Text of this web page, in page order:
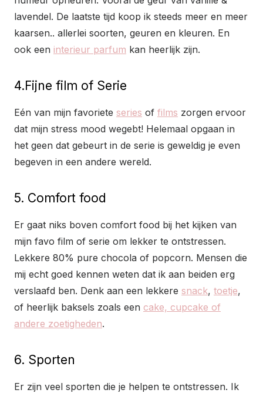
lavendel. De laatste tijd koop ik steeds meer en meer
kaarsen.. allerlei soorten, geuren en kleuren. En
ook een interieur parfum kan heerlijk zijn.
4.Fijne film of Serie
Eén van mijn favoriete series of films zorgen ervoor
dat mijn stress mood wegebt! Helemaal opgaan in
het geen dat gebeurt in de serie is geweldig je even
begeven in een andere wereld.
5. Comfort food
Er gaat niks boven comfort food bij het kijken van
mijn favo film of serie om lekker te ontstressen.
Lekkere 80% pure chocola of popcorn. Mensen die
mij echt goed kennen weten dat ik aan beiden erg
verslaafd ben. Denk aan een lekkere snack, toetje,
of heerlijk baksels zoals een cake, cupcake of
andere zoetigheden.
6. Sporten
Er zijn veel sporten die je helpen te ontstressen. Ik